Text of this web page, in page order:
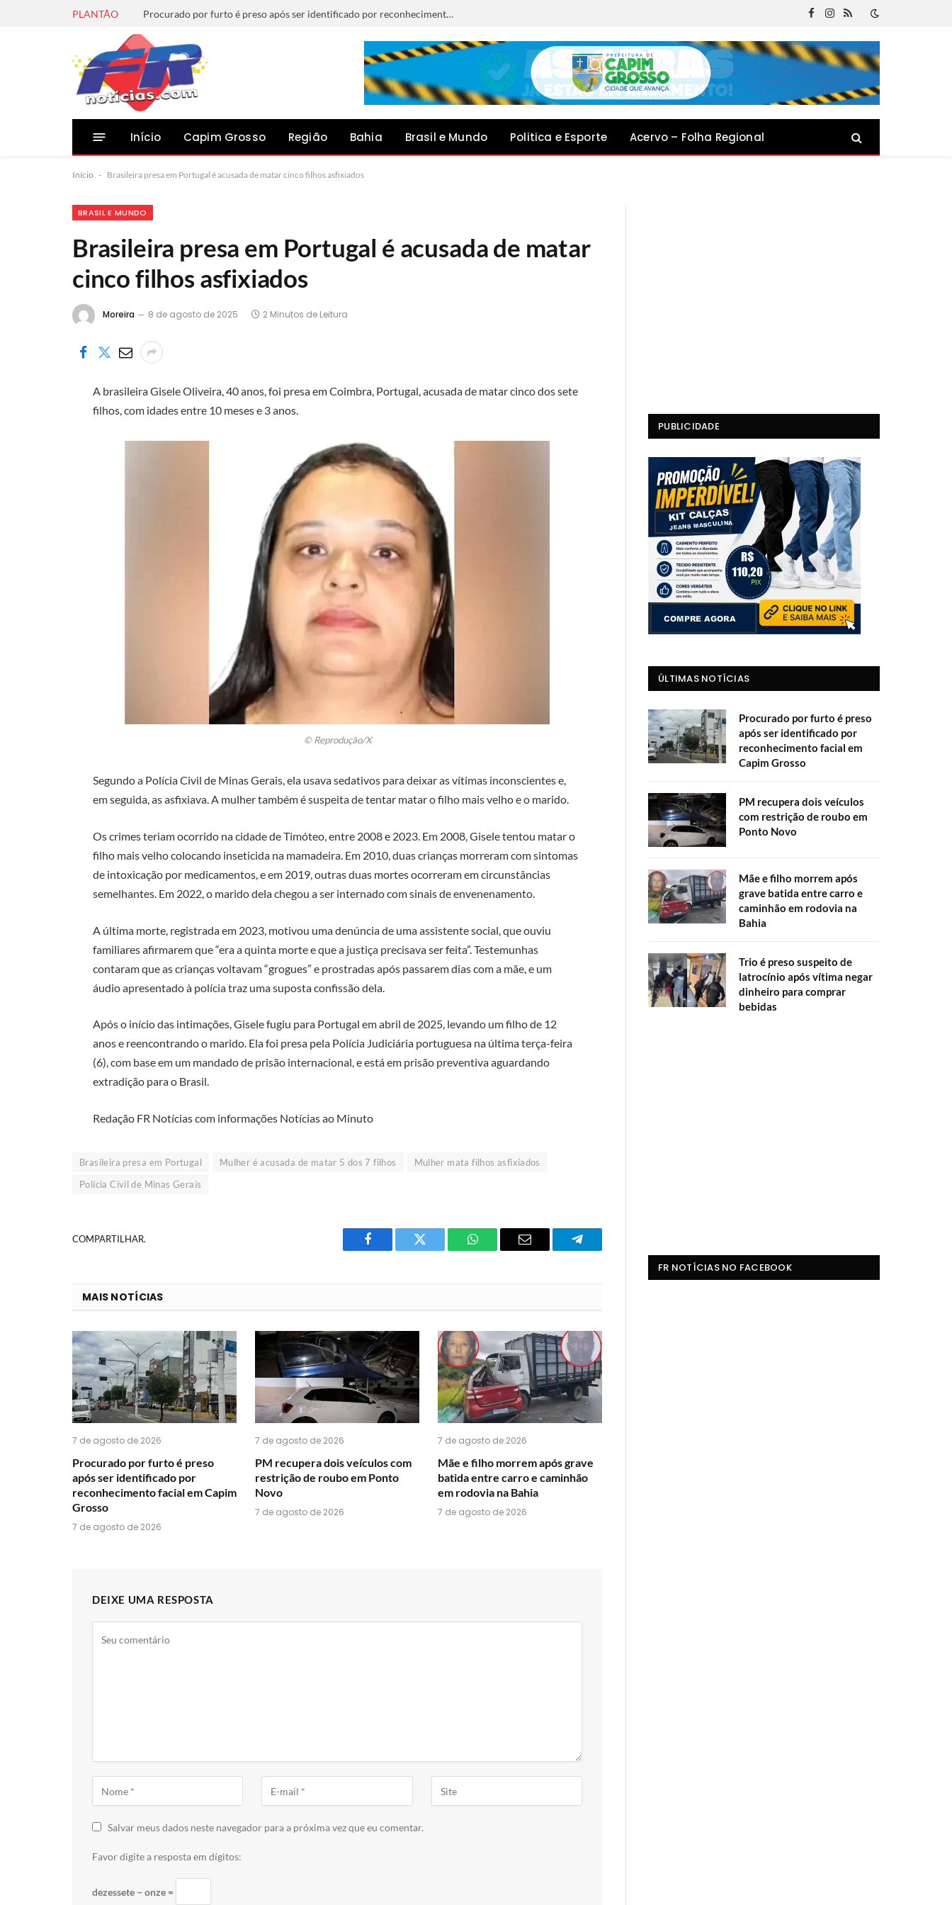
PLANTÃO Procurado por furto é preso após ser identificado por reconhecimento facial em Capim Grosso
Facebook
Instagram
RSS
Início Capim Grosso Região Bahia Brasil e Mundo Politica e Esporte Acervo – Folha Regional
Início - Brasileira presa em Portugal é acusada de matar cinco filhos asfixiados
BRASIL E MUNDO
Brasileira presa em Portugal é acusada de matar
cinco filhos asfixiados
Moreira 8 de agosto de 2025 2 Minutos de Leitura
A brasileira Gisele Oliveira, 40 anos, foi presa em Coimbra, Portugal, acusada de matar cinco dos sete
filhos, com idades entre 10 meses e 3 anos.
© Reprodução/X
Segundo a Polícia Civil de Minas Gerais, ela usava sedativos para deixar as vítimas inconscientes e,
em seguida, as asfixiava. A mulher também é suspeita de tentar matar o filho mais velho e o marido.
Os crimes teriam ocorrido na cidade de Timóteo, entre 2008 e 2023. Em 2008, Gisele tentou matar o
filho mais velho colocando inseticida na mamadeira. Em 2010, duas crianças morreram com sintomas
de intoxicação por medicamentos, e em 2019, outras duas mortes ocorreram em circunstâncias
semelhantes. Em 2022, o marido dela chegou a ser internado com sinais de envenenamento.
A última morte, registrada em 2023, motivou uma denúncia de uma assistente social, que ouviu
familiares afirmarem que “era a quinta morte e que a justiça precisava ser feita”. Testemunhas
contaram que as crianças voltavam “grogues” e prostradas após passarem dias com a mãe, e um
áudio apresentado à polícia traz uma suposta confissão dela.
Após o início das intimações, Gisele fugiu para Portugal em abril de 2025, levando um filho de 12
anos e reencontrando o marido. Ela foi presa pela Polícia Judiciária portuguesa na última terça-feira
(6), com base em um mandado de prisão internacional, e está em prisão preventiva aguardando
extradição para o Brasil.
Redação FR Notícias com informações Notícias ao Minuto
Brasileira presa em Portugal Mulher é acusada de matar 5 dos 7 filhos
Mulher mata filhos asfixiados
Polícia Civil de Minas Gerais
COMPARTILHAR.
Facebook Twitter
O
do
WhatsApp?
E-
Telegrama
MAIS NOTÍCIAS
7 de agosto de 2026
Procurado por furto é preso
após ser identificado por
reconhecimento facial em Capim
Grosso
7 de agosto de 2026
7 de agosto de 2026
PM recupera dois veículos com
restrição de roubo em Ponto
Novo
7 de agosto de 2026
7 de agosto de 2026
Mãe e filho morrem após grave
batida entre carro e caminhão
em rodovia na Bahia
7 de agosto de 2026
DEIXE UMA RESPOSTA
Salvar meus dados neste navegador para a próxima vez que eu comentar.
Favor digite a resposta em dígitos:
dezessete − onze =
PUBLICIDADE
ÚLTIMAS NOTÍCIAS
Procurado por furto é preso
após ser identificado por
reconhecimento facial em
Capim Grosso
PM recupera dois veículos
com restrição de roubo em
Ponto Novo
Mãe e filho morrem após
grave batida entre carro e
caminhão em rodovia na
Bahia
Trio é preso suspeito de
latrocínio após vítima negar
dinheiro para comprar
bebidas
FR NOTÍCIAS NO FACEBOOK